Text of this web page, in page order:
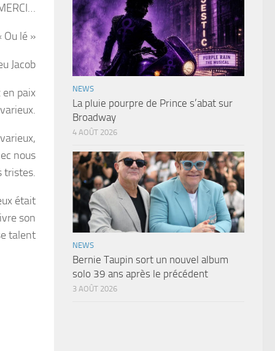
Ou lé »
Jacob
paix
nous
tristes.
était
son
talent
NEWS
La pluie pourpre de Prince s’abat sur
Broadway
4 AOÛT 2026
NEWS
Bernie Taupin sort un nouvel album
solo 39 ans après le précédent
3 AOÛT 2026